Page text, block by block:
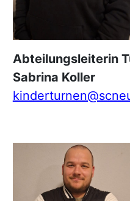
Abteilungsleiterin
Sabrina Koller